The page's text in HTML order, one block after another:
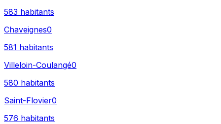
583 habitants
Chaveignes0
581 habitants
Villeloin-Coulangé0
580 habitants
Saint-Flovier0
576 habitants